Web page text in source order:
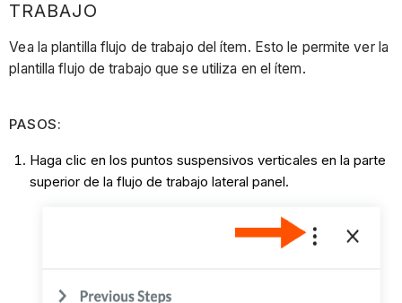
TRABAJO
Vea la plantilla flujo de trabajo del ítem. Esto le permite ver la
plantilla flujo de trabajo que se utiliza en el ítem.
PASOS:
Haga clic en los puntos suspensivos verticales en la parte
superior de la flujo de trabajo lateral panel.